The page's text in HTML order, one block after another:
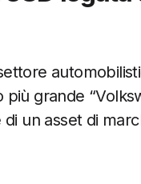
grande
un asset di